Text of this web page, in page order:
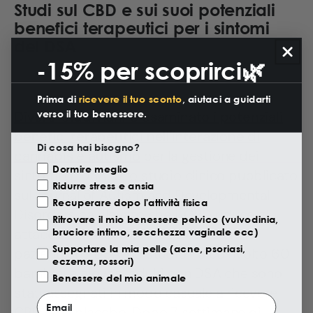
Studi sul CBD e sui suoi potenziali
benefici terapeutici per i sintomi
Diversi studi hanno esaminato i potenziali
benefici terapeutici nell'interazione di
cannabis e autismo
sintomi di DSA. Uno studio clinico pubblicato
sul Journal of Autism and Developmental
Disorders ha rilevato che il CBD riduce gli
attacchi di rabbia e l'irrequietezza nei
pazienti con DSA. Lo studio ha coinvolto 60
bambini e giovani adulti con DSA che sono
stati assegnati in modo casuale a ricevere
-15% per scoprirci🌿
Prima di ricevere il tuo sconto, aiutaci a guidarti
verso il tuo benessere.
Di cosa hai bisogno?
Motivazione Visita
Dormire meglio
Ridurre stress e ansia
Recuperare dopo l'attività fisica
Ritrovare il mio benessere pelvico (vulvodinia,
bruciore intimo, secchezza vaginale ecc)
Supportare la mia pelle (acne, psoriasi,
eczema, rossori)
Benessere del mio animale
Email